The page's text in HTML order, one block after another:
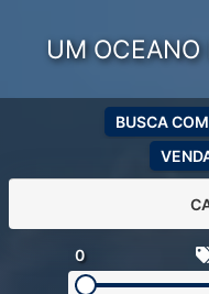
UM OCEANO
BUSCA
0